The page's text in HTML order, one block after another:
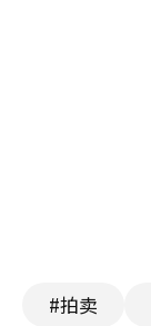
#拍卖